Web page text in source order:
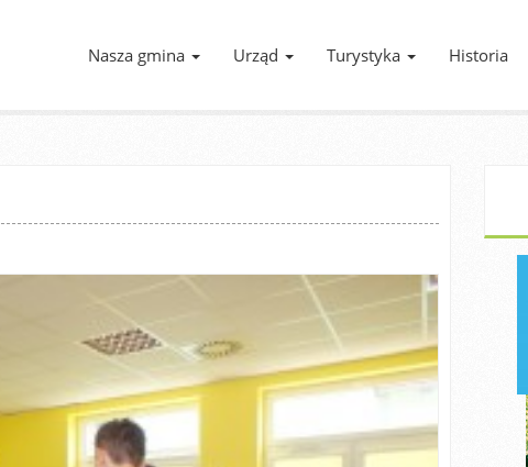
Nasza gmina Urząd Turystyka Historia